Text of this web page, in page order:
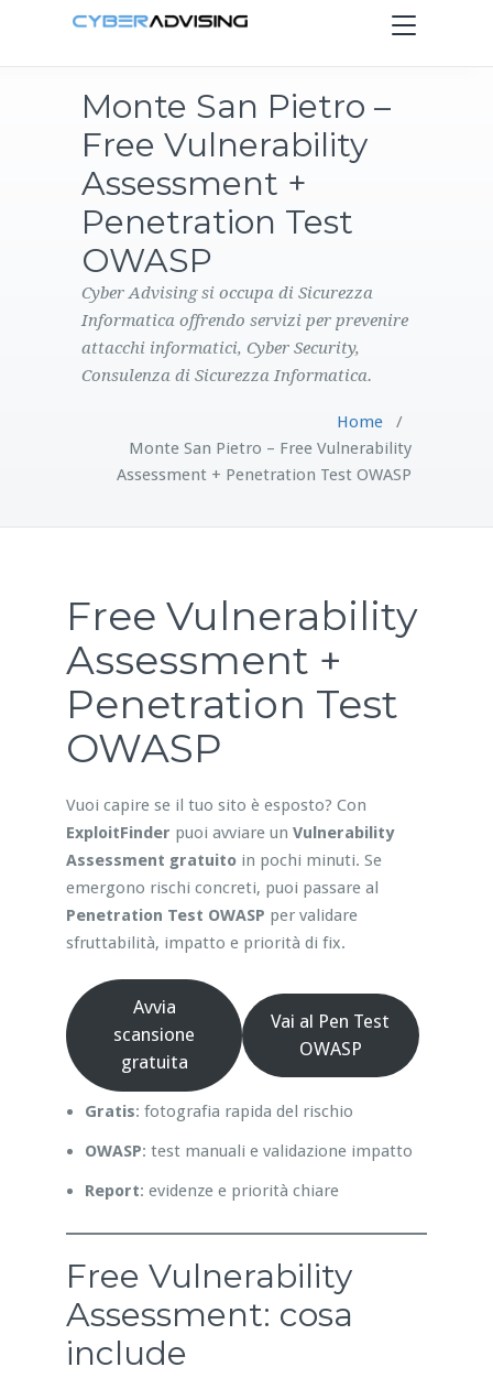
Toggle
navigation
PRODOTTI
CONTATTI
Monte San Pietro –
Free Vulnerability
Assessment +
Penetration Test
OWASP
Cyber Advising si occupa di Sicurezza
Informatica offrendo servizi per prevenire
attacchi informatici, Cyber Security,
Consulenza di Sicurezza Informatica.
Home/
Monte San Pietro – Free Vulnerability
Assessment + Penetration Test OWASP
Free Vulnerability
Assessment +
Penetration Test
OWASP
Vuoi capire se il tuo sito è esposto? Con
ExploitFinder puoi avviare un Vulnerability
Assessment gratuitoin pochi minuti. Se
emergono rischi concreti, puoi passare al
Penetration Test OWASP per validare
sfruttabilità, impatto e priorità di fix.
Avvia
scansione
gratuita
Vai al Pen Test
OWASP
Gratis: fotografia rapida del rischio
OWASP: test manuali e validazione impatto
Report: evidenze e priorità chiare
Free Vulnerability
Assessment: cosa
include